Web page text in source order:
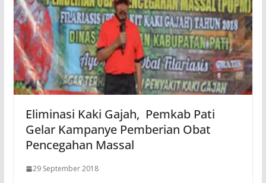
Eliminasi Kaki Gajah, Pemkab Pati
Gelar Kampanye Pemberian Obat
Pencegahan Massal
29 September 2018